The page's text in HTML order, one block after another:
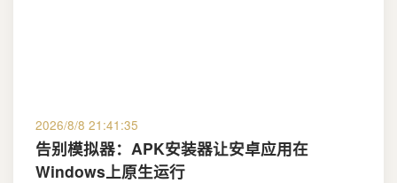
2026/8/8 21:41:35
告别模拟器：APK安装器让安卓应用在
Windows上原生运行